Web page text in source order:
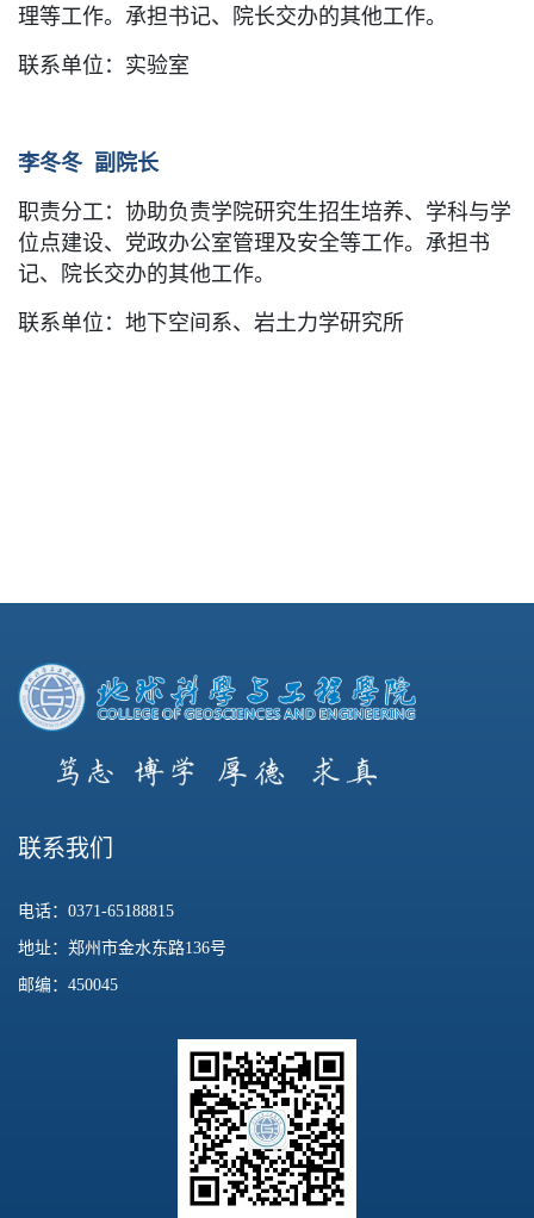
理等工作。承担书记、 院长交办的其他工作。
联系单位： 实验室
李冬冬 副院长
职责分工： 协助负责学院研究生招生培养、学科与学
位点建设、党政办公室管理及安全等工作。承担书
记、院长交办的其他工作。
联系单位： 地下空间 系、岩土力学研究所
联系我们
电话：0371-65188815
地址：郑州市金水东路136号
邮编：450045